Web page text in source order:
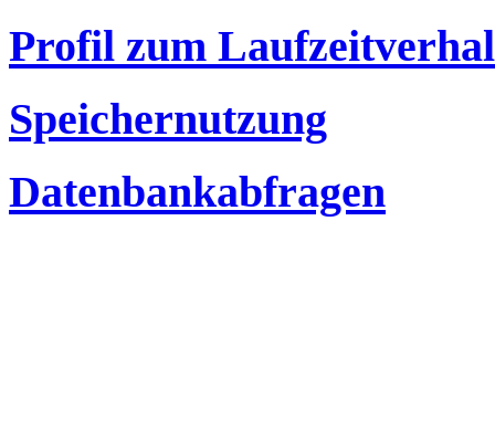
Profil zum
Speichernutzung
Datenbankabfragen